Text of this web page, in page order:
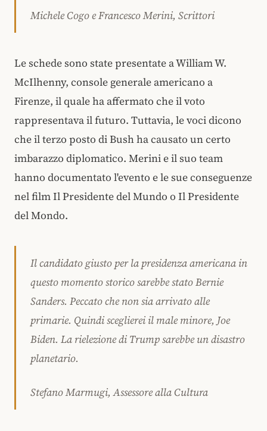
Michele Cogo e Francesco Merini, Scrittori
Le schede sono state presentate a William W.
McIlhenny, console generale americano a
Firenze, il quale ha affermato che il voto
rappresentava il futuro. Tuttavia, le voci dicono
che il terzo posto di Bush ha causato un certo
imbarazzo diplomatico. Merini e il suo team
hanno documentato l'evento e le sue conseguenze
nel film Il Presidente del Mundo o Il Presidente
del Mondo.
Il candidato giusto per la presidenza americana in
questo momento storico sarebbe stato Bernie
Sanders. Peccato che non sia arrivato alle
primarie. Quindi sceglierei il male minore, Joe
Biden. La rielezione di Trump sarebbe un disastro
planetario.
Stefano Marmugi, Assessore alla Cultura